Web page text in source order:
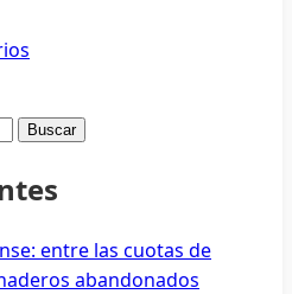
entre las cuotas de
abandonados